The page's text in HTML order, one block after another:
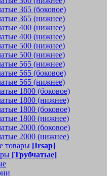
365 (боковое)
365 (нижнее)
400 (нижнее)
400 (нижнее)
500 (нижнее)
500 (нижнее)
565 (нижнее)
565 (боковое)
565 (нижнее)
1800 (боковое)
1800 (нижнее)
1800 (боковое)
1800 (нижнее)
2000 (боковое)
2000 (нижнее)
товары [Irsap]
[Трубчатые]